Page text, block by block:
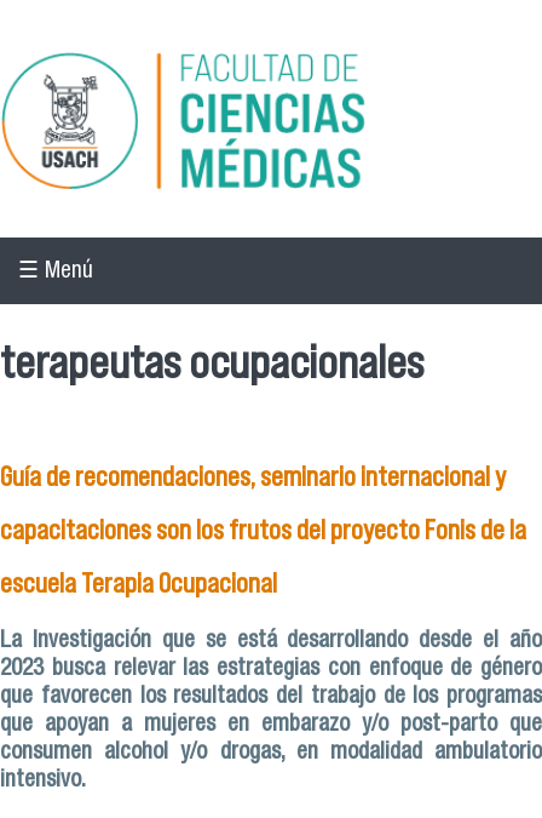
Pasar al contenido principal
☰ Menú
terapeutas ocupacionales
Guía de recomendaciones, seminario internacional y
capacitaciones son los frutos del proyecto Fonis de la
escuela Terapia Ocupacional
La Investigación que se está desarrollando desde el año
2023 busca relevar las estrategias con enfoque de género
que favorecen los resultados del trabajo de los programas
que apoyan a mujeres en embarazo y/o post-parto que
consumen alcohol y/o drogas, en modalidad ambulatorio
intensivo.